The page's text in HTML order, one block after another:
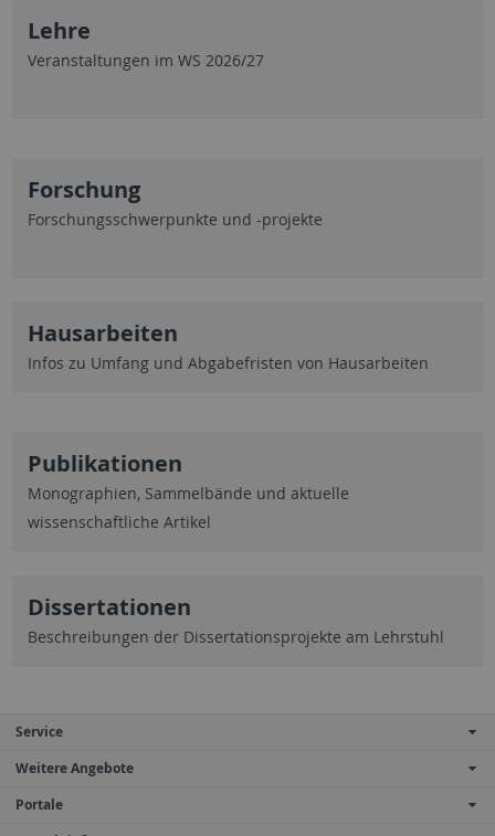
Lehre
Veranstaltungen im WS 2026/27
Forschung
Forschungsschwerpunkte und -projekte
Hausarbeiten
Infos zu Umfang und Abgabefristen von Hausarbeiten
Publikationen
Monographien, Sammelbände und aktuelle
wissenschaftliche Artikel
Dissertationen
Beschreibungen der Dissertationsprojekte am Lehrstuhl
Service
Weitere Angebote
Portale